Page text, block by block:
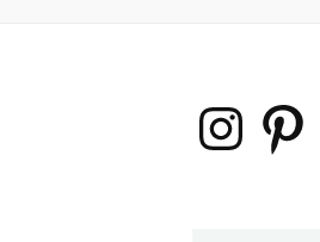
InstagramPinterest